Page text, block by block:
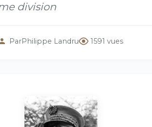
division
ParPhilippe Landru 1591 vues